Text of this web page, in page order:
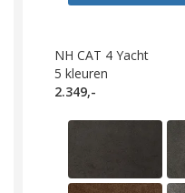
NH CAT 4 Yacht
5 kleuren
2.349,-